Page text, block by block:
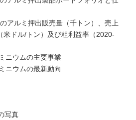
アルミ押出販売量（千トン）、売上
米ドル/トン）及び粗利益率（2020-
ニウムの主要事業
ニウムの最新動向
写真